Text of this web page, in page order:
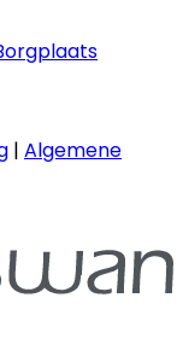
| Algemene